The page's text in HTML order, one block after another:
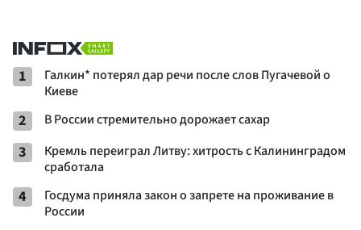
1
Галкин* потерял дар речи после слов Пугачевой о
Киеве
2 В России стремительно дорожает сахар
3
Кремль переиграл Литву: хитрость с Калининградом
сработала
4
Госдума приняла закон о запрете на проживание в
России